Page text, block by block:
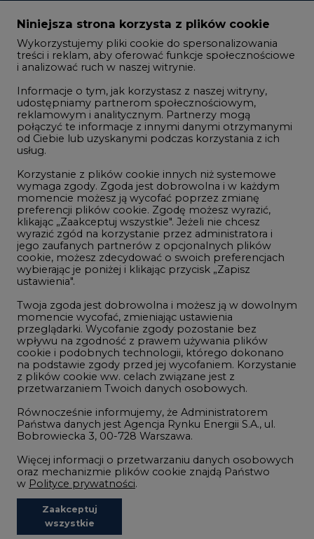
Zmiany kadrowe na rynku
Studio CIRE
Rozmowy o energetyce
Gospodarka
Geopolityka
LTE450
Innowacje i AI
Telekomunikacja i IT
Handel emisjami CO2
Wodór
Górnictwo
Atom
Fotowoltaika
Offshore wind
Zielone samorządy
Zielona gospodarka
©2002- 2021 - 2026
REDAKCJA@CIRE.PL
Niniejsza strona korzysta z plików cookie
Wykorzystujemy pliki cookie do spersonalizowania
treści i reklam, aby oferować funkcje społecznościowe
i analizować ruch w naszej witrynie.
Informacje o tym, jak korzystasz z naszej witryny,
udostępniamy partnerom społecznościowym,
reklamowym i analitycznym. Partnerzy mogą
połączyć te informacje z innymi danymi otrzymanymi
od Ciebie lub uzyskanymi podczas korzystania z ich
usług.
Korzystanie z plików cookie innych niż systemowe
wymaga zgody. Zgoda jest dobrowolna i w każdym
momencie możesz ją wycofać poprzez zmianę
preferencji plików cookie. Zgodę możesz wyrazić,
klikając „Zaakceptuj wszystkie". Jeżeli nie chcesz
wyrazić zgód na korzystanie przez administratora i
jego zaufanych partnerów z opcjonalnych plików
cookie, możesz zdecydować o swoich preferencjach
wybierając je poniżej i klikając przycisk „Zapisz
ustawienia".
Twoja zgoda jest dobrowolna i możesz ją w dowolnym
momencie wycofać, zmieniając ustawienia
przeglądarki. Wycofanie zgody pozostanie bez
wpływu na zgodność z prawem używania plików
cookie i podobnych technologii, którego dokonano
na podstawie zgody przed jej wycofaniem. Korzystanie
z plików cookie ww. celach związane jest z
przetwarzaniem Twoich danych osobowych.
Równocześnie informujemy, że Administratorem
Państwa danych jest Agencja Rynku Energii S.A., ul.
Bobrowiecka 3, 00-728 Warszawa.
Więcej informacji o przetwarzaniu danych osobowych
oraz mechanizmie plików cookie znajdą Państwo
w Polityce prywatności.
Zaakceptuj
wszystkie